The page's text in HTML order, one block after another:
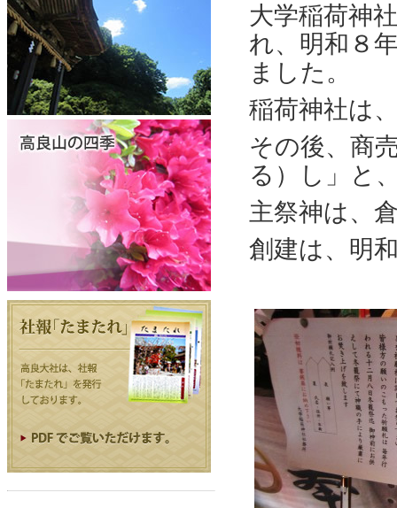
大学稲荷神
れ、明和８
ました。
稲荷神社は
その後、商
る）し」と
主祭神は、
創建は、明